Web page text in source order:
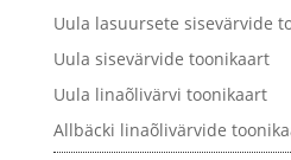
Uula lasuursete sisevärvide
Uula sisevärvide toonikaart
Uula linaõlivärvi toonikaart
Allbäcki linaõlivärvide